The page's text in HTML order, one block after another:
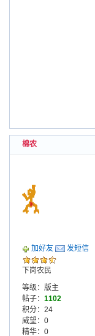
棉农
加好友 发短信
下岗农民
等级：版主
帖子： 1102
积分：24
威望：0
精华：0